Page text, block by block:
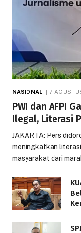
NASIONAL 7
PWI dan AFPI
Ilegal, Literasi
JAKARTA: Pers
meningkatkan
masyarakat dari